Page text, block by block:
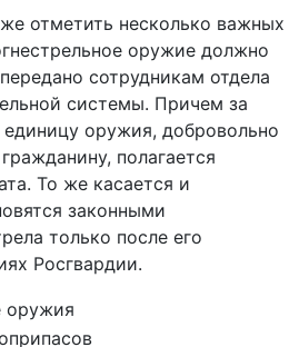
отметить несколько важных
оружие должно
сотрудникам отдела
системы. Причем за
оружия, добровольно
полагается
То же касается и
законными
только после его
Росгвардии.